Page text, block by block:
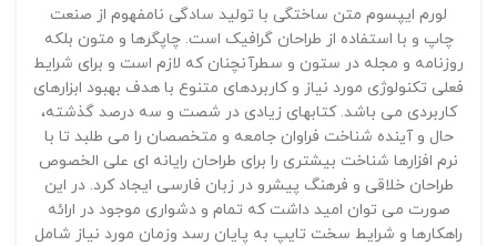
لورم ایپسوم متن ساختگی با تولید سادگی نامفهوم از صنعت
چاپ و با استفاده از طراحان گرافیک است. چاپگرها و متون بلکه
روزنامه و مجله در ستون و سطرآنچنان که لازم است و برای شرایط
فعلی تکنولوژی مورد نیاز و کاربردهای متنوع با هدف بهبود ابزارهای
کاربردی می باشد. کتابهای زیادی در شصت و سه درصد گذشته،
حال و آینده شناخت فراوان جامعه و متخصصان را می طلبد تا با
نرم افزارها شناخت بیشتری را برای طراحان رایانه ای علی الخصوص
طراحان خلاقی و فرهنگ پیشرو در زبان فارسی ایجاد کرد. در این
صورت می توان امید داشت که تمام و دشواری موجود در ارائه
راهکارها و شرایط سخت تایپ به پایان رسد وزمان مورد نیاز شامل